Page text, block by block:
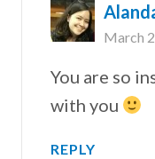
March
You are so
with you
REPLY